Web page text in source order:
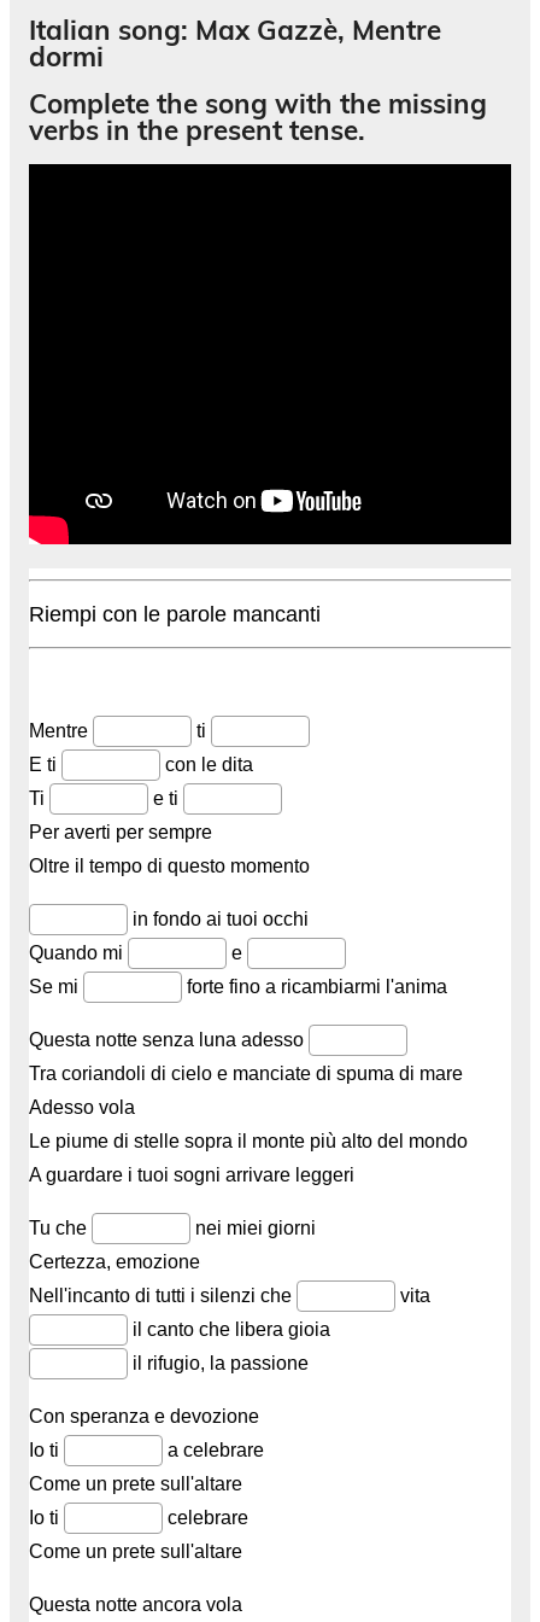
Italian song: Max Gazzè, Mentre
dormi
Complete the song with the missing
verbs in the present tense.